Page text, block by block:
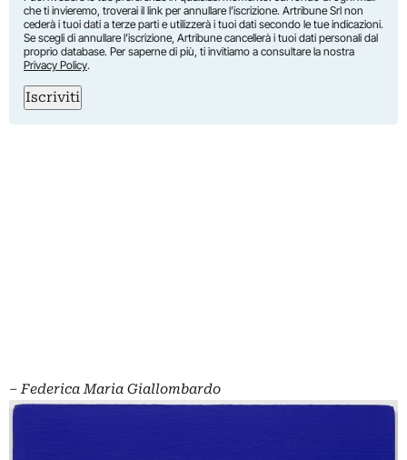
che ti invieremo, troverai il link per annullare l’iscrizione. Artribune Srl non
cederà i tuoi dati a terze parti e utilizzerà i tuoi dati secondo le tue indicazioni.
Se scegli di annullare l’iscrizione, Artribune cancellerà i tuoi dati personali dal
proprio database. Per saperne di più, ti invitiamo a consultare la nostra
Privacy Policy.
Iscriviti
‒Federica Maria Giallombardo